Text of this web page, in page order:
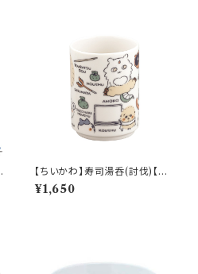
【ちいかわ】寿司湯呑(討伐)【CK
W50】CKW52-327
¥1,650